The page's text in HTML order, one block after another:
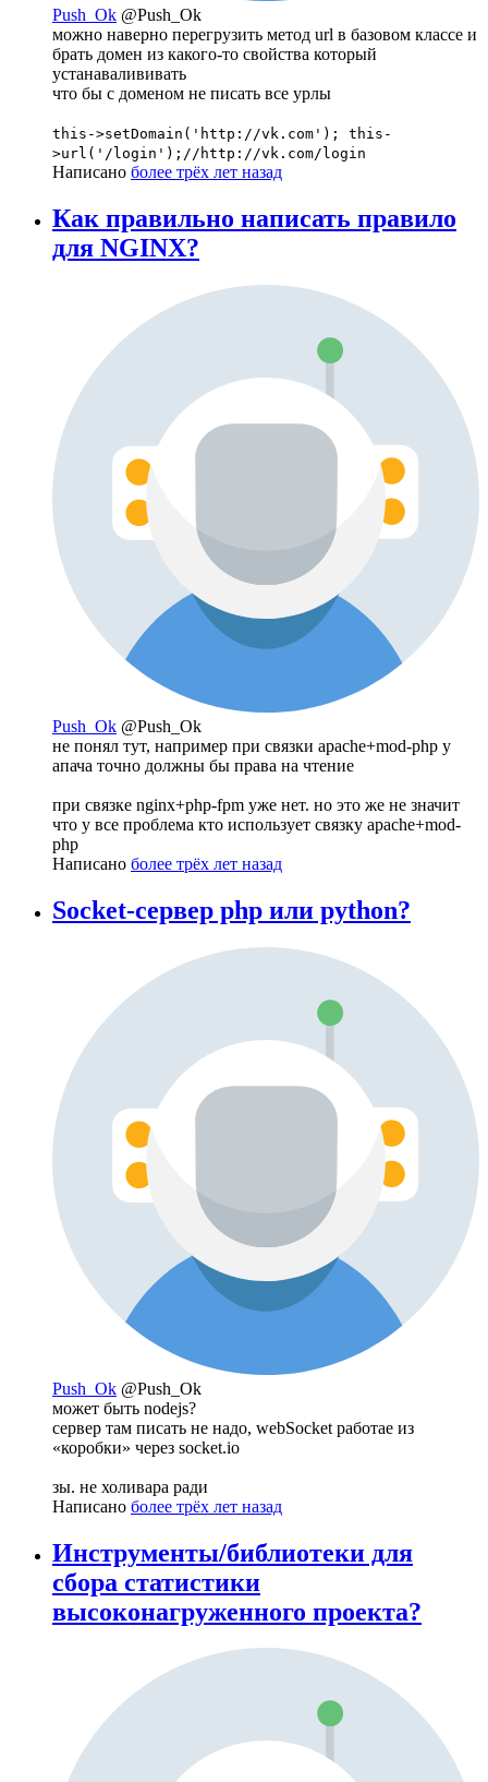
Push_Ok @Push_Ok
можно наверно перегрузить метод url в базовом классе и
брать домен из какого-то свойства который
устанавалививать
что бы с доменом не писать все урлы
this->setDomain('http://vk.com'); this-
>url('/login');//http://vk.com/login
Написано более трёх лет назад
Как правильно написать правило
для NGINX?
Push_Ok @Push_Ok
не понял тут, например при связки apache+mod-php у
апача точно должны бы права на чтение
при связке nginx+php-fpm уже нет. но это же не значит
что у все проблема кто использует связку apache+mod-
php
Написано более трёх лет назад
Socket-сервер php или python?
Push_Ok @Push_Ok
может быть nodejs?
сервер там писать не надо, webSocket работае из
«коробки» через socket.io
зы. не холивара ради
Написано более трёх лет назад
Инструменты/библиотеки для
сбора статистики
высоконагруженного проекта?